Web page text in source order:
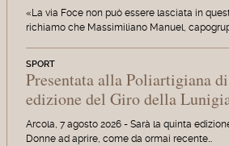
«La via Foce non può essere lasciata in
richiamo che Massimiliano Manuel,
SPORT
Presentata alla Poliartigiana
edizione del Giro della
Arcola, 7 agosto 2026 - Sarà la quinta
Donne ad aprire, come da ormai recente…